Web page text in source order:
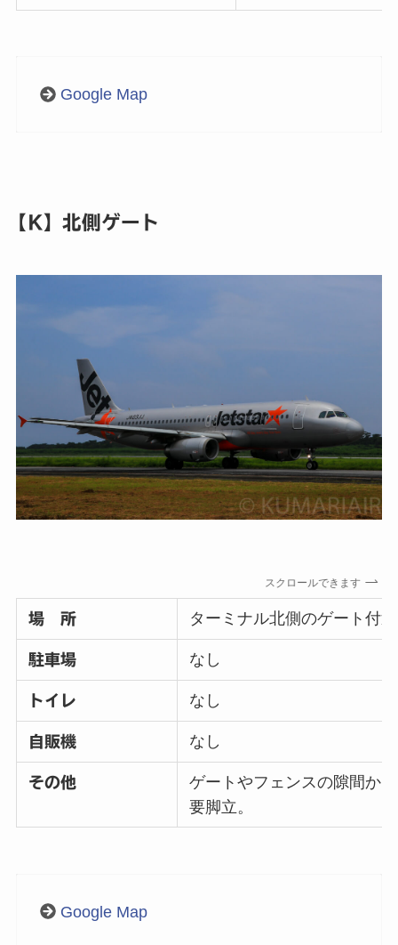
Google Map
【K】北側ゲート
スクロールできます
場 所 ターミナル北側のゲート付近
駐車場 なし
トイレ なし
自販機 なし
その他
ゲートやフェンスの隙間か
要脚立。
Google Map